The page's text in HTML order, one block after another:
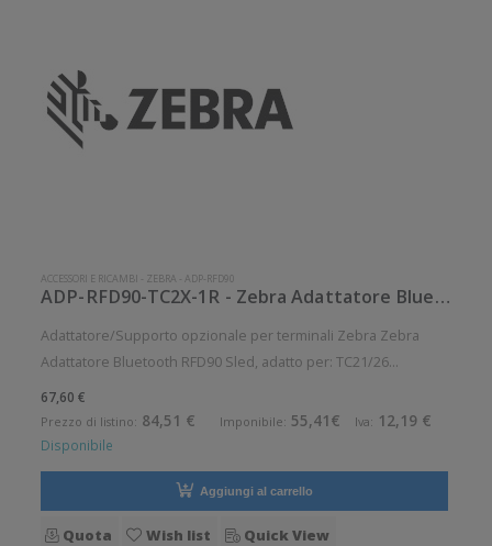
ACCESSORI E RICAMBI - ZEBRA -ADP-RFD90
ADP-RFD90-TC2X-1R - Zebra Adattatore Bluetooth RFD90 Sled
Adattatore/Supporto opzionale per terminali Zebra Zebra
Adattatore Bluetooth RFD90 Sled, adatto per: TC21/26
Accessorio opzionale. Opzionale: Si Compatibile con:Zebra
RFD9030, Zebra RFD9090, Zebra TC21, Zebra TC210K-01A242-
A6, Zebra TC210K-01D22
67,60 €
Prezzo di listino: 84,51 € Imponibile: 55,41€ Iva: 12,19 €
Disponibile
Aggiungi al carrello
Quota Wish list Quick View